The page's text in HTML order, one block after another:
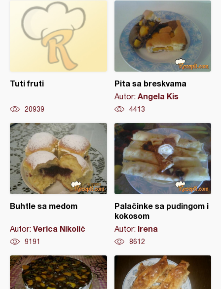
Tuti fruti
20939
Pita sa breskvama
Autor: Angela Kis
4413
Buhtle sa medom
Autor: Verica Nikolić
9191
Palačinke sa pudingom i
kokosom
Autor: Irena
8612